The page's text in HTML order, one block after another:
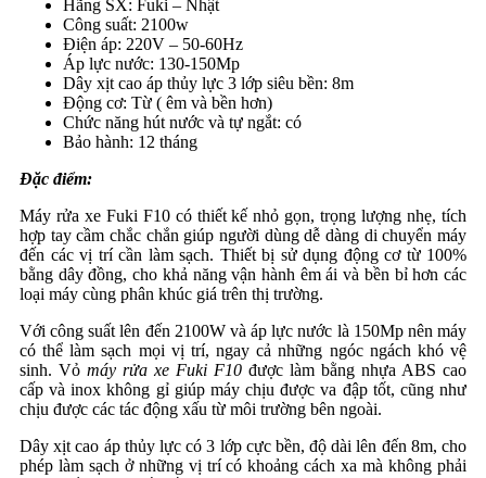
Hãng SX: Fuki – Nhật
Công suất: 2100w
Điện áp: 220V – 50-60Hz
Áp lực nước: 130-150Mp
Dây xịt cao áp thủy lực 3 lớp siêu bền: 8m
Động cơ: Từ ( êm và bền hơn)
Chức năng hút nước và tự ngắt: có
Bảo hành: 12 tháng
Đặc điểm:
Máy rửa xe Fuki F10 có thiết kế nhỏ gọn, trọng lượng nhẹ, tích
hợp tay cầm chắc chắn giúp người dùng dễ dàng di chuyển máy
đến các vị trí cần làm sạch. Thiết bị sử dụng động cơ từ 100%
bằng dây đồng, cho khả năng vận hành êm ái và bền bỉ hơn các
loại máy cùng phân khúc giá trên thị trường.
Với công suất lên đến 2100W và áp lực nước là 150Mp nên máy
có thể làm sạch mọi vị trí, ngay cả những ngóc ngách khó vệ
sinh. Vỏ máy rửa xe Fuki F10 được làm bằng nhựa ABS cao
cấp và inox không gỉ giúp máy chịu được va đập tốt, cũng như
chịu được các tác động xấu từ môi trường bên ngoài.
Dây xịt cao áp thủy lực có 3 lớp cực bền, độ dài lên đến 8m, cho
phép làm sạch ở những vị trí có khoảng cách xa mà không phải